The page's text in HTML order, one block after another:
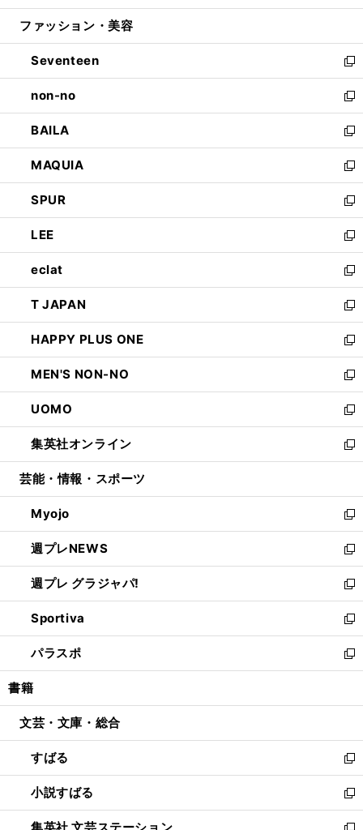
開
ウ
開
く
ン
ウ
で
開
く
ウ
ン
ド
ウ
で
開
く
ファッション・美容
Seventeen
新
し
い
ウ
ィ
ン
ド
ウ
で
開
く
non-no
新
し
い
ウ
ィ
ン
ド
ウ
で
開
く
BAILA
新
し
い
ウ
ィ
ン
ド
ウ
で
開
く
MAQUIA
新
し
い
ウ
ィ
ン
ド
ウ
で
開
く
SPUR
新
し
い
ウ
ィ
ン
ド
ウ
で
開
く
LEE
新
し
い
ウ
ィ
ン
ド
ウ
で
開
く
eclat
新
し
い
ウ
ィ
ン
ド
ウ
で
開
く
T JAPAN
新
し
い
ウ
ィ
ン
ド
ウ
で
開
HAPPY PLUS ONE
新
し
い
ウ
ィ
ン
ド
ウ
開
く
MEN'S NON-NO
新
し
い
ウ
ィ
ン
ウ
で
開
く
UOMO
新
し
い
ウ
ン
ド
ウ
で
開
く
集英社オンライン
新
し
ウ
ィ
ン
ド
ウ
で
開
く
芸能・情報・スポーツ
Myojo
新
し
い
ウ
ィ
ン
ド
ウ
で
開
週プレNEWS
新
し
い
ウ
ィ
ン
ド
ウ
開
週プレ グラジャパ!
新
し
い
ウ
ィ
ン
ウ
開
く
Sportiva
新
し
い
ウ
ン
ウ
で
開
く
パラスポ
新
し
ウ
ン
ド
ウ
で
開
く
書籍
文芸・文庫・総合
すばる
新
し
い
ウ
小説すばる
新
し